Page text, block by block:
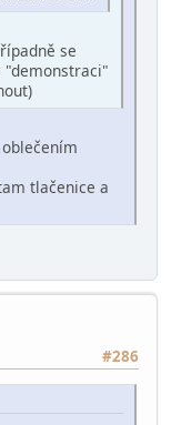
se
tlačenice a
#286